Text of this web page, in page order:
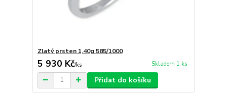
Zlatý prsten 1,40g 585/1000
5 930 Kč/ks Skladem 1 ks
Přidat do košíku